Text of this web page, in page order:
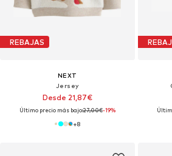
REBAJAS
NEXT
Jersey
Desde 21,87€
Último precio más bajo:27,00€-19%
+8